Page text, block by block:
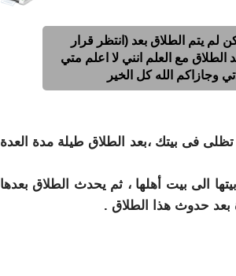
زوجي منذ 9 اشهر ولكن لم يتم الطلاق بعد (انتظر قرار
مع العلم انني لا اعلم متي
وجازاكم الله كل الخير
فى بيتك ،بعد الطلاق طيلة مدة العدة
الى بيت أهلها ، ثم يحدث الطلاق بعدها
بعد حدوث هذا الطلاق .